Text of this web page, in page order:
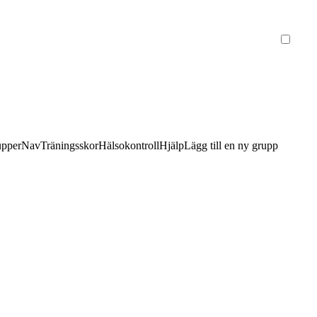
NavTräningsskorHälsokontrollHjälpLägg till en ny grupp